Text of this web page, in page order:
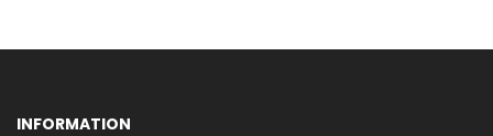
INFORMATION